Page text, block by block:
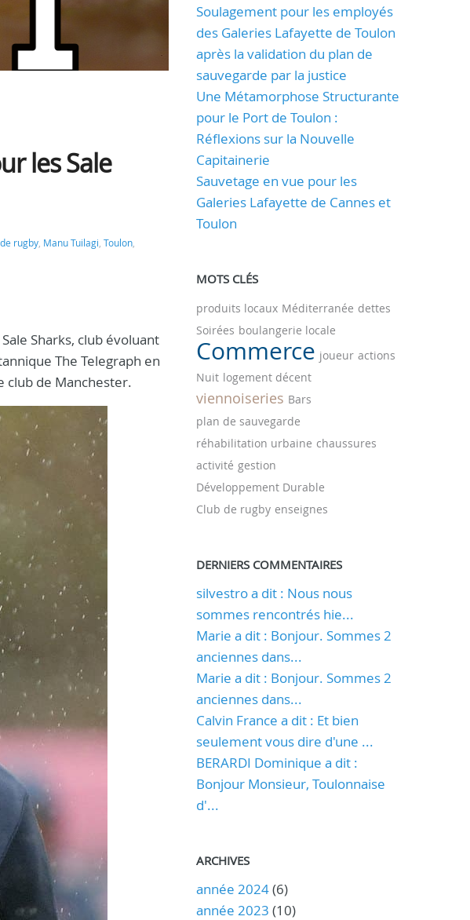
les Sale
rugby, Manu Tuilagi, Toulon,
Sharks, club évoluant
The Telegraph en
club de Manchester.
Soulagement pour les employés
des Galeries Lafayette de Toulon
après la validation du plan de
sauvegarde par la justice
Une Métamorphose Structurante
pour le Port de Toulon :
Réflexions sur la Nouvelle
Capitainerie
Sauvetage en vue pour les
Galeries Lafayette de Cannes et
Toulon
MOTS CLÉS
produits locaux Méditerranée dettes
Soirées boulangerie locale
Commerce joueur actions
Nuit logement décent
viennoiseries Bars
plan de sauvegarde
réhabilitation urbaine chaussures
activité gestion
Développement Durable
Club de rugby enseignes
DERNIERS COMMENTAIRES
silvestro a dit : Nous nous
sommes rencontrés hie...
Marie a dit : Bonjour. Sommes 2
anciennes dans...
Marie a dit : Bonjour. Sommes 2
anciennes dans...
Calvin France a dit : Et bien
seulement vous dire d'une ...
BERARDI Dominique a dit :
Bonjour Monsieur, Toulonnaise
d'...
ARCHIVES
année 2024(6)
année 2023 (10)